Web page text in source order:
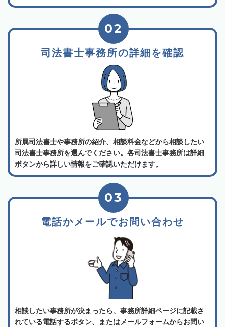
司法書士事務所の詳細を確認
02
所属司法書士や事務所の紹介、相談料金などから相談したい
司法書士事務所を選んでください。各司法書士事務所は詳細
ボタンから詳しい情報をご確認いただけます。
電話かメールでお問い合わせ
03
相談したい事務所が決まったら、事務所詳細ページに記載さ
れている電話するボタン、またはメールフォームからお問い